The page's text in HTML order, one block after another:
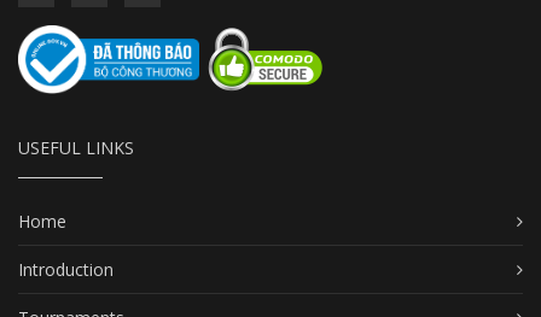
USEFUL LINKS
Home
Introduction